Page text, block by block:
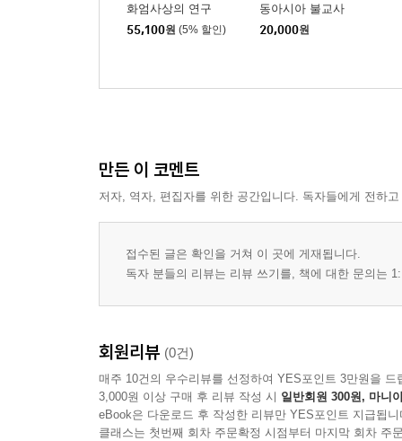
화엄사상의 연구
55,100원 (5% 할인)
동아시아 불교사
20,000원
만든 이 코멘트
저자, 역자, 편집자를 위한 공간입니다. 독자들에게 전하
접수된 글은 확인을 거쳐 이 곳에 게재됩니다.
독자 분들의 리뷰는 리뷰 쓰기를, 책에 대한 문의는
회원리뷰 (0건)
매주 10건의 우수리뷰를 선정하여 YES포인트 3만원을 드
3,000원 이상 구매 후 리뷰 작성 시 일반회원 300원, 마니
eBook은 다운로드 후 작성한 리뷰만 YES포인트 지급됩니
클래스는 첫번째 회차 주문확정 시점부터 마지막 회차 주